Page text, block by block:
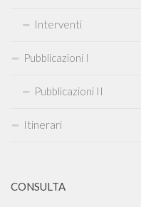
Interventi
Pubblicazioni I
Pubblicazioni II
Itinerari
CONSULTA